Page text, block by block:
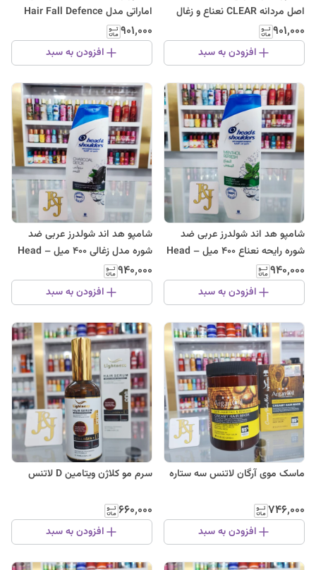
اصل مردانه CLEAR نعناع و زغال
فعال پاکسازی سر
۹۰۱٬۰۰۰
افزودن به سبد
اماراتی مدل Hair Fall Defence
حجم 400 میلی لیتر
۹۰۱٬۰۰۰
افزودن به سبد
شامپو هد اند شولدرز عربی ضد
شوره رایحه نعناع 400 میل – Head
& Shoulders
۹۴۰٬۰۰۰
افزودن به سبد
شامپو هد اند شولدرز عربی ضد
شوره مدل زغالی 400 میل – Head
& Shoulders
۹۴۰٬۰۰۰
افزودن به سبد
ماسک موی آرگان لاتنس سه ستاره
۷۴۶٬۰۰۰
افزودن به سبد
سرم مو کلاژن ویتامین D لاتنس
۶۶۰٬۰۰۰
افزودن به سبد